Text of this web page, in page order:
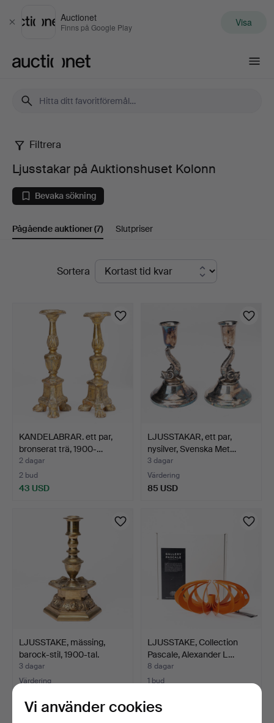
Stäng
Auctionet
Finns på Google Play Visa
Ljusstakar
på
Auktionshuset
Kolonn
Filtrera
Ljusstakar på Auktionshuset Kolonn
Bevaka sökning
Pågående auktioner(7) Slutpriser
PågåendeSortera
KANDELABRAR. ett par,
bronserat trä, 1900-…
2 dagar
2 bud
43 USD
LJUSSTAKAR, ett par,
nysilver, Svenska Met…
3 dagar
Värdering
85 USD
LJUSSTAKE, mässing,
barock-stil, 1900-tal.
3 dagar
Värdering
LJUSSTAKE, Collection
Pascale, Alexander L…
8 dagar
1 bud
Vi använder cookies